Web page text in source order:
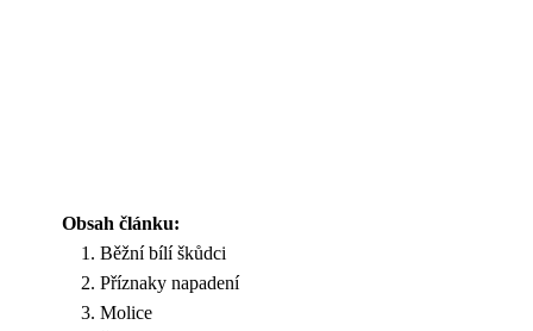
Obsah článku:
Běžní bílí škůdci
Příznaky napadení
Molice